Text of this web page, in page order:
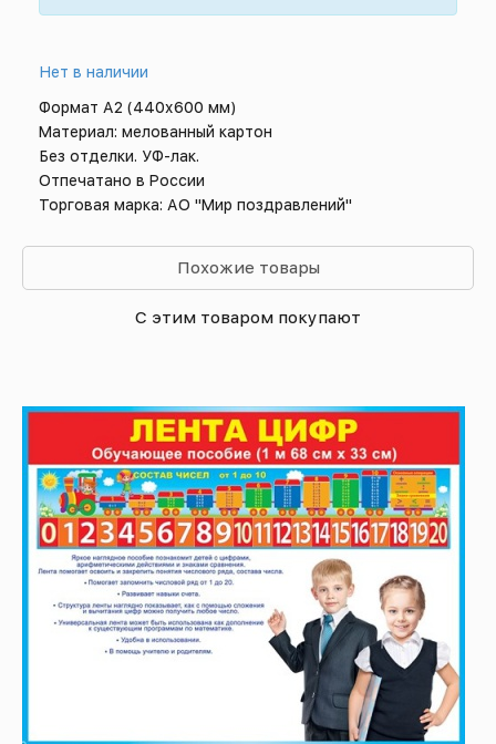
Нет в наличии
Формат А2 (440х600 мм)
Материал: мелованный картон
Без отделки. УФ-лак.
Отпечатано в России
Торговая марка: АО "Мир поздравлений"
Похожие товары
С этим товаром покупают